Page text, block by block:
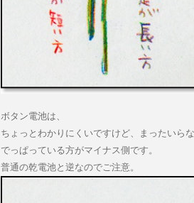
ボタン電池は、
ちょっとわかりにくいですけど、まったいら
でっぱっている方がマイナス側です。
普通の乾電池と逆なのでご注意。